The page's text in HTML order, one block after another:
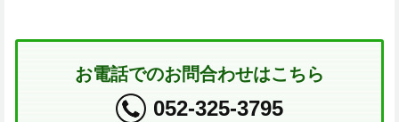
お電話でのお問合わせはこちら
052-325-3795